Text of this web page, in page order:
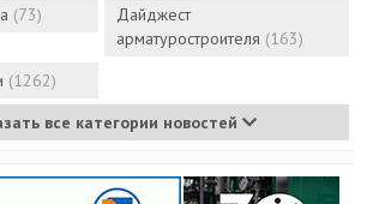
(73)
Дайджест
арматуростроителя (163)
(1262)
все категории новостей